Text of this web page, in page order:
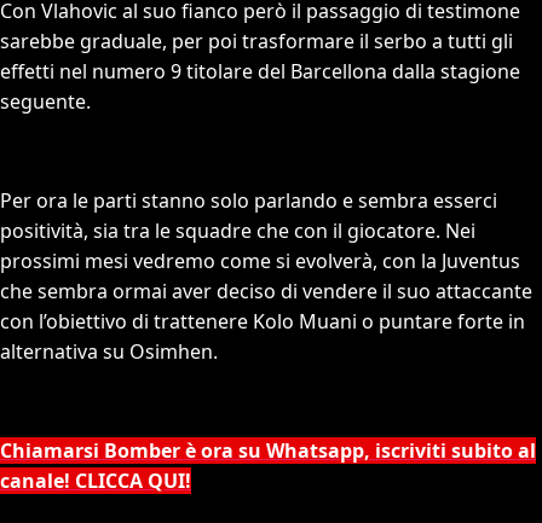
Con Vlahovic al suo fianco però il passaggio di testimone
sarebbe graduale, per poi trasformare il serbo a tutti gli
effetti nel numero 9 titolare del Barcellona dalla stagione
seguente.
Per ora le parti stanno solo parlando e sembra esserci
positività, sia tra le squadre che con il giocatore. Nei
prossimi mesi vedremo come si evolverà, con la Juventus
che sembra ormai aver deciso di vendere il suo attaccante
con l’obiettivo di trattenere Kolo Muani o puntare forte in
alternativa su Osimhen.
Chiamarsi Bomber è ora su Whatsapp, iscriviti subito al
canale! CLICCA QUI!